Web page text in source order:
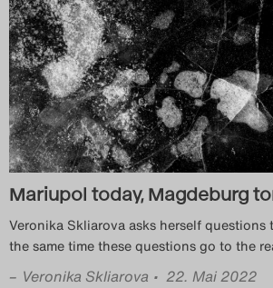
Das
2019
Das
2020
Das
2021
Das
Mariupol today, Magdeburg
Veronika Skliarova asks herself questions
the same time these questions go to the
– Veronika Skliarova • 22. Mai 2022